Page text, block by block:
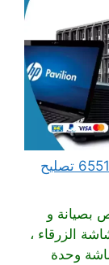
مهندس كمبيوتر العارضية الصناعية 65511033 تصليح
بصيانة و
الزرقاء ،
وحدة